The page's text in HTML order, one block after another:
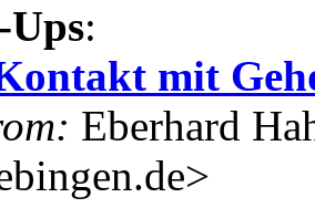
:
mit
Eberhard